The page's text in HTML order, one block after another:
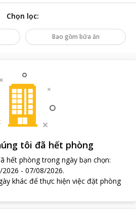
Chọn lọc:
Bao gồm bữa ăn
tôi đã hết phòng
hết phòng trong ngày bạn chọn:
- 07/08/2026.
khác để thực hiện việc đặt phòng